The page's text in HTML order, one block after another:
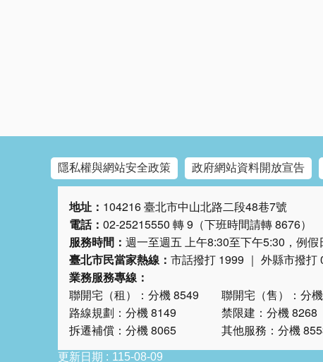
隱私權與網站安全政策 政府網站資料開放宣告
地址： 104216 臺北市中山北路二段48巷7號
電話： 02-25215550 轉 9（下班時間請轉 8676）
服務時間： 週一至週五 上午8:30至下午5:30，例
臺北市民當家熱線： 市話撥打 1999 ｜ 外縣市撥打
業務服務專線：
聯開宅（租）：分機 8549 聯開宅（售）：分
路線規劃：分機 8149 禁限建：分機 8268
拆遷補償：分機 8065 其他服務：分機
更新日期 115-08-09